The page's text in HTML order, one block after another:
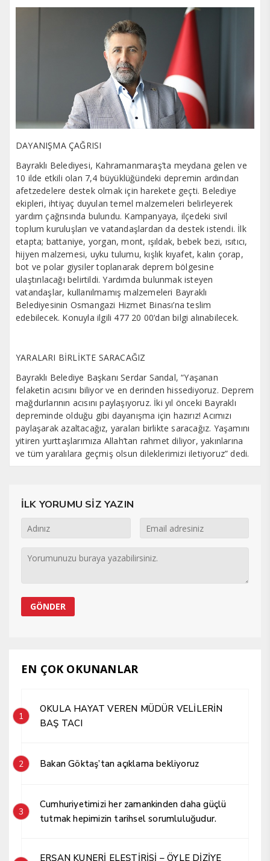
DAYANIŞMA ÇAĞRISI
Bayraklı Belediyesi, Kahramanmaraş’ta meydana gelen ve
10 ilde etkili olan 7,4 büyüklüğündeki depremin ardından
afetzedelere destek olmak için harekete geçti. Belediye
ekipleri, ihtiyaç duyulan temel malzemeleri belirleyerek
yardım çağrısında bulundu. Kampanyaya, ilçedeki sivil
toplum kuruluşları ve vatandaşlardan da destek istendi. İlk
etapta; battaniye, yorgan, mont, ışıldak, bebek bezi, ısıtıcı,
hijyen malzemesi, uyku tulumu, kışlık kıyafet, kalın çorap,
bot ve polar giysiler toplanarak deprem bölgesine
ulaştırılacağı belirtildi. Yardımda bulunmak isteyen
vatandaşlar, kullanılmamış malzemeleri Bayraklı
Belediyesinin Osmangazi Hizmet Binası’na teslim
edebilecek. Konuyla ilgili 477 20 00’dan bilgi alınabilecek.
YARALARI BİRLİKTE SARACAĞIZ
Bayraklı Belediye Başkanı Serdar Sandal, “Yaşanan
felaketin acısını biliyor ve en derinden hissediyoruz. Deprem
mağdurlarının acısını paylaşıyoruz. İki yıl önceki Bayraklı
depreminde olduğu gibi dayanışma için hazırız! Acımızı
paylaşarak azaltacağız, yaraları birlikte saracağız. Yaşamını
yitiren yurttaşlarımıza Allah’tan rahmet diliyor, yakınlarına
ve tüm yaralılara geçmiş olsun dileklerimizi iletiyoruz” dedi.
İLK YORUMU SİZ YAZIN
EN ÇOK OKUNANLAR
1
OKULA HAYAT VEREN MÜDÜR VELİLERİN
BAŞ TACI
2 Bakan Göktaş’tan açıklama bekliyoruz
3
Cumhuriyetimizi her zamankinden daha güçlü
tutmak hepimizin tarihsel sorumluluğudur.
ERŞAN KUNERİ ELEŞTİRİSİ – ÖYLE DİZİYE